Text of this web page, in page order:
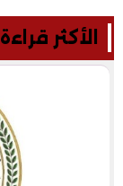
الأكثر قراءة